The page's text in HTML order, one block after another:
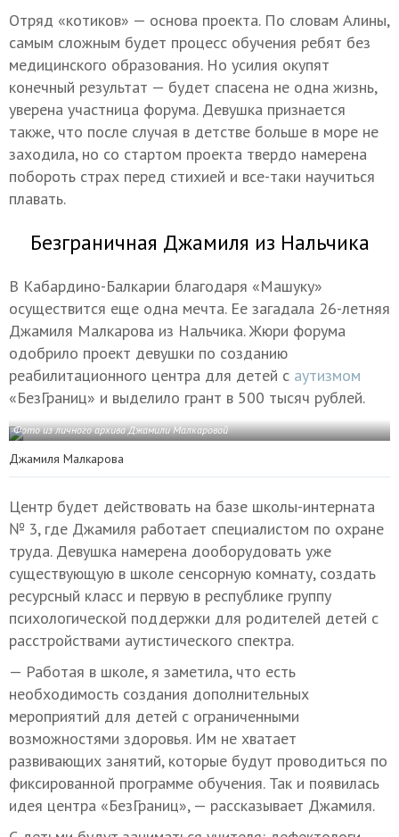
Отряд «котиков» — основа проекта. По словам Алины,
самым сложным будет процесс обучения ребят без
медицинского образования. Но усилия окупят
конечный результат — будет спасена не одна жизнь,
уверена участница форума. Девушка признается
также, что после случая в детстве больше в море не
заходила, но со стартом проекта твердо намерена
побороть страх перед стихией и все-таки научиться
плавать.
Безграничная Джамиля из Нальчика
В Кабардино-Балкарии благодаря «Машуку»
осуществится еще одна мечта. Ее загадала 26-летняя
Джамиля Малкарова из Нальчика. Жюри форума
одобрило проект девушки по созданию
реабилитационного центра для детей с аутизмом
«БезГраниц» и выделило грант в 500 тысяч рублей.
Фото из личного архива Джамили Малкаровой
Джамиля Малкарова
Центр будет действовать на базе школы-интерната
№ 3, где Джамиля работает специалистом по охране
труда. Девушка намерена дооборудовать уже
существующую в школе сенсорную комнату, создать
ресурсный класс и первую в республике группу
психологической поддержки для родителей детей с
расстройствами аутистического спектра.
— Работая в школе, я заметила, что есть
необходимость создания дополнительных
мероприятий для детей с ограниченными
возможностями здоровья. Им не хватает
развивающих занятий, которые будут проводиться по
фиксированной программе обучения. Так и появилась
идея центра «БезГраниц», — рассказывает Джамиля.